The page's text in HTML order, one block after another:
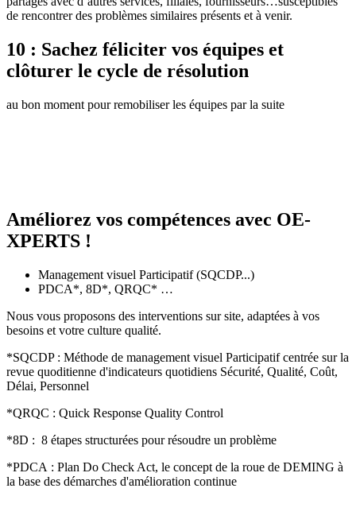
de rencontrer des problèmes similaires présents et à venir.
10 : Sachez féliciter vos équipes et
clôturer le cycle de résolution
au bon moment pour remobiliser les équipes par la suite
Améliorez vos compétences avec OE-
XPERTS !
Management visuel Participatif (SQCDP...)
PDCA*, 8D*, QRQC* …
Nous vous proposons des interventions sur site, adaptées à vos
besoins et votre culture qualité.
*SQCDP : Méthode de management visuel Participatif centrée sur la
revue quoditienne d'indicateurs quotidiens Sécurité, Qualité, Coût,
Délai, Personnel
*QRQC : Quick Response Quality Control
*8D : 8 étapes structurées pour résoudre un problème
*PDCA : Plan Do Check Act, le concept de la roue de DEMING à
la base des démarches d'amélioration continue